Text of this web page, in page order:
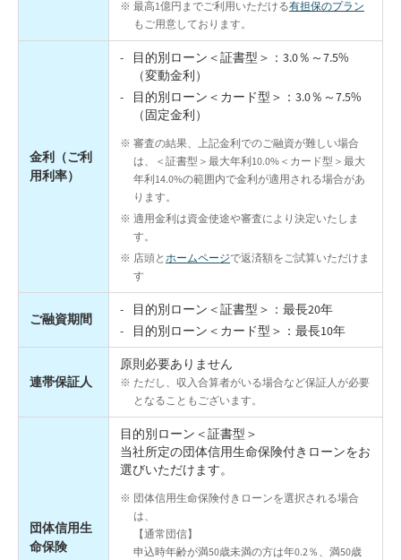
最高1億円までご利用いただける有担保のプラン
もご用意しております。
金利（ご利
用利率）
目的別ローン＜証書型＞：3.0％～7.5%
（変動金利）
目的別ローン＜カード型＞：3.0％～7.5%
（固定金利）
審査の結果、上記金利でのご融資が難しい場合
は、＜証書型＞最大年利10.0%＜カード型＞最大
年利14.0%の範囲内で金利が適用される場合があ
ります。
適用金利は資金使途や審査により決定いたしま
す。
店頭と ホームページで返済額をご試算いただけま
す
ご融資期間
目的別ローン＜証書型＞：最長20年
目的別ローン＜カード型＞：最長10年
連帯保証人
原則必要ありません
ただし、収入合算者がいる場合など保証人が必要
となることもございます。
団体信用生
命保険
目的別ローン＜証書型＞
当社所定の団体信用生命保険付きローンをお
選びいただけます。
団体信用生命保険付きローンを選択される場合
は、
【通常団信】
申込時年齢が満50歳未満の方は年0.2％、満50歳